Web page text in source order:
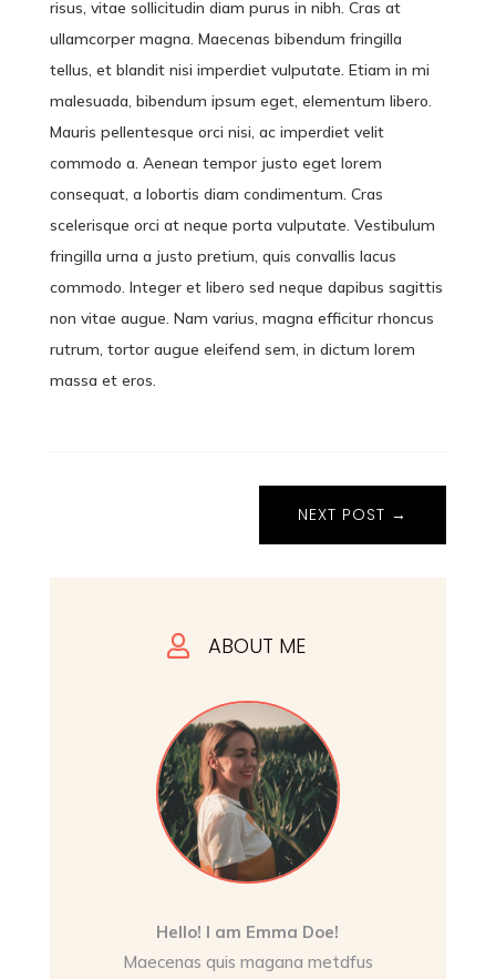
risus, vitae sollicitudin diam purus in nibh. Cras at
ullamcorper magna. Maecenas bibendum fringilla
tellus, et blandit nisi imperdiet vulputate. Etiam in mi
malesuada, bibendum ipsum eget, elementum libero.
Mauris pellentesque orci nisi, ac imperdiet velit
commodo a. Aenean tempor justo eget lorem
consequat, a lobortis diam condimentum. Cras
scelerisque orci at neque porta vulputate. Vestibulum
fringilla urna a justo pretium, quis convallis lacus
commodo. Integer et libero sed neque dapibus sagittis
non vitae augue. Nam varius, magna efficitur rhoncus
rutrum, tortor augue eleifend sem, in dictum lorem
massa et eros.
NEXT POST →
 ABOUT ME
Hello! I am Emma Doe!
Maecenas quis magana metdfus